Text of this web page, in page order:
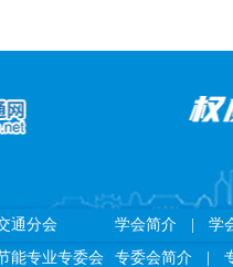
能专业专委会 专委会简介
通分会 学会简介 学